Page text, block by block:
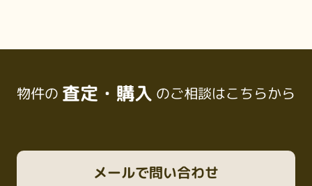
物件の 査定・購入 のご相談はこちらから
メールで問い合わせ